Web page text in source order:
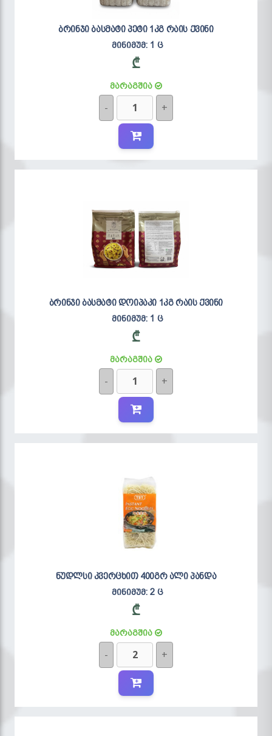
ბრინჯი ბასმატი პეტი 1კგ რაის ქვინი
მინიმუმ: 1 ც
₾
მარაგშია
- +
ბრინჯი ბასმატი დოიპაკი 1კგ რაის ქვინი
მინიმუმ: 1 ც
₾
მარაგშია
- +
ნუდლსი კვერცხით 400გრ ალი პანდა
მინიმუმ: 2 ც
₾
მარაგშია
- +